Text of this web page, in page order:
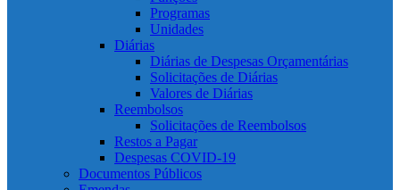
Programas
Unidades
Diárias
Diárias de Despesas Orçamentárias
Solicitações de Diárias
Valores de Diárias
Reembolsos
Solicitações de Reembolsos
Restos a Pagar
Despesas COVID-19
Documentos Públicos